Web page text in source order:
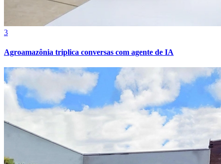
3
Agroamazônia triplica conversas com agente de IA